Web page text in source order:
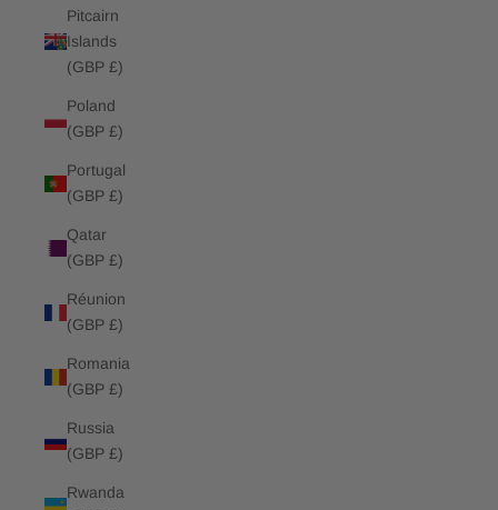
Pitcairn
Islands
(GBP £)
Poland
(GBP £)
Portugal
(GBP £)
Qatar
(GBP £)
Réunion
(GBP £)
Romania
(GBP £)
Russia
(GBP £)
Rwanda